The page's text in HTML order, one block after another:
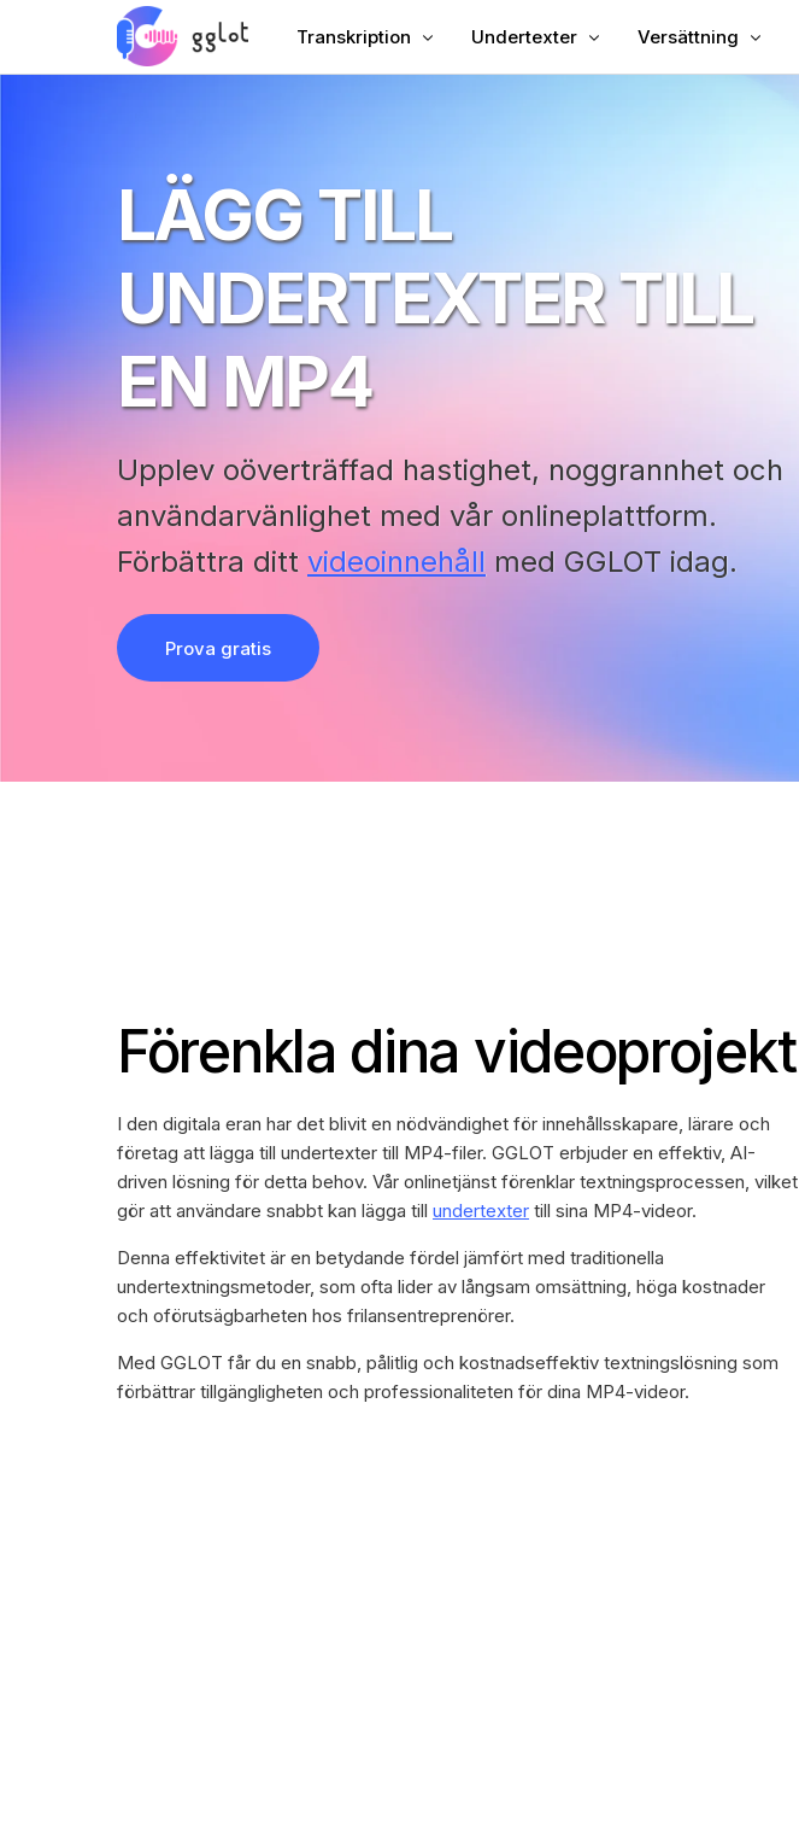
Transkription
Transkribera YouTube
Ljud till text
Ljudbok Voiceover
Undertexter
Undertext Översättare
Versättning
LÄGG TILL
UNDERTEXTER TILL
EN MP4
Upplev oöverträffad hastighet, noggrannhet och
användarvänlighet med vår onlineplattform.
Förbättra ditt videoinnehåll med GGLOT idag.
Prova gratis
Förenkla dina videoprojekt
I den digitala eran har det blivit en nödvändighet för innehållsskapare, lärare och
företag att lägga till undertexter till MP4-filer. GGLOT erbjuder en effektiv, AI-
driven lösning för detta behov. Vår onlinetjänst förenklar textningsprocessen, vilket
gör att användare snabbt kan lägga till undertexter till sina MP4-videor.
Denna effektivitet är en betydande fördel jämfört med traditionella
undertextningsmetoder, som ofta lider av långsam omsättning, höga kostnader
och oförutsägbarheten hos frilansentreprenörer.
Med GGLOT får du en snabb, pålitlig och kostnadseffektiv textningslösning som
förbättrar tillgängligheten och professionaliteten för dina MP4-videor.